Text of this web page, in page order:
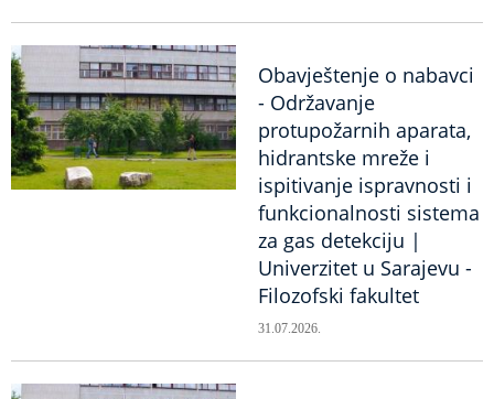
Obavještenje o nabavci
- Održavanje
protupožarnih aparata,
hidrantske mreže i
ispitivanje ispravnosti i
funkcionalnosti sistema
za gas detekciju |
Univerzitet u Sarajevu -
Filozofski fakultet
31.07.2026.